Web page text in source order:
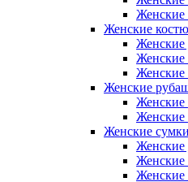
Женские
Женские
Женские
Женские
Женские
Женские
Женские
Женские сумки
Женские
Женские
Женские